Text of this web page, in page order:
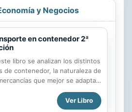
y Negocios
en contenedor 2ª
libro se analizan los distintos
de contenedor, la naturaleza de
que mejor se adaptan
su uso y asegurar la
de los productos que se
Ver Libro